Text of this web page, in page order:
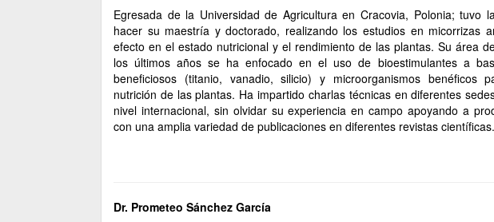
Egresada de la Universidad de Agricultura en Cracovia, Polonia; tuvo
hacer su maestría y doctorado, realizando los estudios en micorrizas
efecto en el estado nutricional y el rendimiento de las plantas. Su área
los últimos años se ha enfocado en el uso de bioestimulantes a
beneficiosos (titanio, vanadio, silicio) y microorganismos benéficos
nutrición de las plantas. Ha impartido charlas técnicas en diferentes
nivel internacional, sin olvidar su experiencia en campo apoyando a
con una amplia variedad de publicaciones en diferentes revistas científicas.
Dr. Prometeo Sánchez García